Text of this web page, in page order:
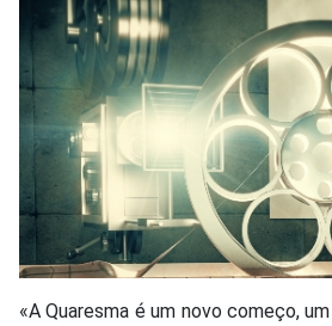
«A Quaresma é um novo começo,